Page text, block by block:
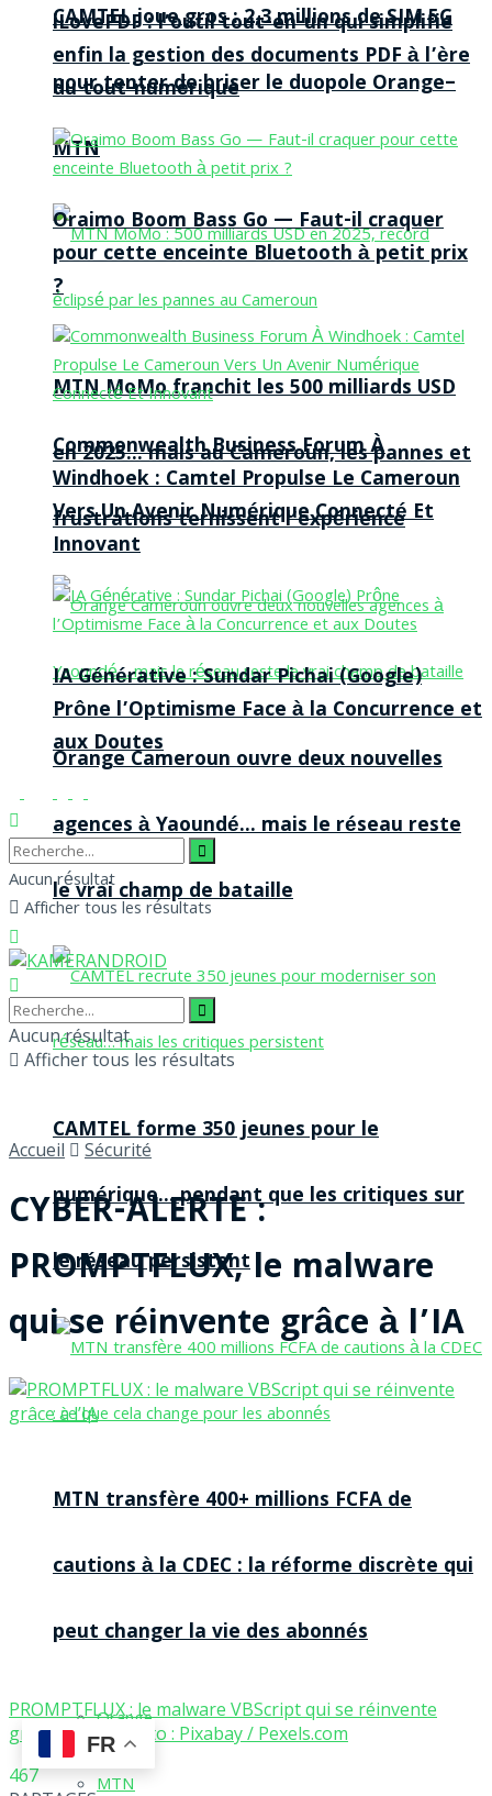
CAMTEL joue gros : 2,3 millions de SIM 5G
pour tenter de briser le duopole Orange–
MTN
MTN MoMo franchit les 500 milliards USD
en 2025… mais au Cameroun, les pannes et
frustrations ternissent l’expérience
Orange Cameroun ouvre deux nouvelles
agences à Yaoundé… mais le réseau reste
le vrai champ de bataille
CAMTEL forme 350 jeunes pour le
numérique… pendant que les critiques sur
le réseau persistent
MTN transfère 400+ millions FCFA de
cautions à la CDEC : la réforme discrète qui
peut changer la vie des abonnés
Orange
MTN
iLovePDF : l’outil tout-en-un qui simplifie
enfin la gestion des documents PDF à l’ère
du tout-numérique
Oraimo Boom Bass Go — Faut-il craquer
pour cette enceinte Bluetooth à petit prix
?
Commonwealth Business Forum À
Windhoek : Camtel Propulse Le Cameroun
Vers Un Avenir Numérique Connecté Et
Innovant
IA Générative : Sundar Pichai (Google)
Prône l’Optimisme Face à la Concurrence et
aux Doutes
Aucun résultat
Afficher tous les résultats
Aucun résultat
Afficher tous les résultats
Accueil Sécurité
CYBER-ALERTE :
PROMPTFLUX, le malware
qui se réinvente grâce à l’IA
PROMPTFLUX : le malware VBScript qui se réinvente
grâce à l’IA | Photo : Pixabay / Pexels.com
467
FR